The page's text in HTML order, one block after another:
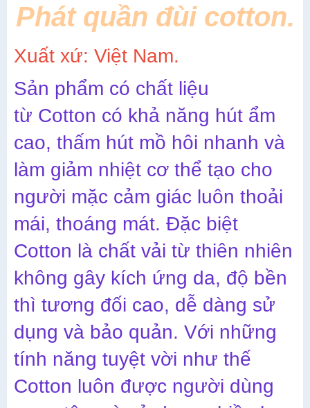
Phát quần đùi cotton.
Xuất xứ: Việt Nam.
Sản phẩm có chất liệu
từ Cotton có khả năng hút ẩm
cao, thấm hút mồ hôi nhanh và
làm giảm nhiệt cơ thể tạo cho
người mặc cảm giác luôn thoải
mái, thoáng mát. Đặc biệt
Cotton là chất vải từ thiên nhiên
không gây kích ứng da, độ bền
thì tương đối cao, dễ dàng sử
dụng và bảo quản. Với những
tính năng tuyệt vời như thế
Cotton luôn được người dùng